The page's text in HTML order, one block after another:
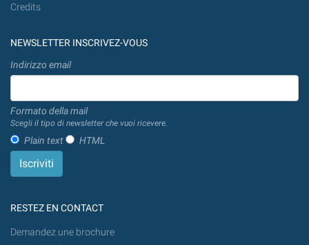
Credits
NEWSLETTER INSCRIVEZ-VOUS
Indirizzo email
Formato della mail
Scegli il tipo di newsletter che vuoi ricevere.
Plain text HTML
RESTEZ EN CONTACT
Demandez une brochure